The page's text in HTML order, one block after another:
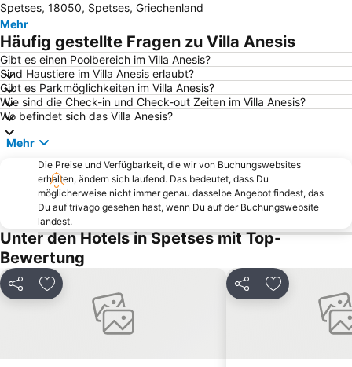
Ancient Theater of Epidavros
Ligoneri
Porto Heli Marine
Franchthi Cave
Bisti
Molos
Mikro Kamini
Kantia
Lemon Forest
Plaka
Red Rock
Canali
Nafplio Carnival
Costa
Vlychos
Megalo kamini
Inslet Koronisi
Traditional Settlement of Paralio Astros
Askeli
Temple of Poseidon
Neraki
Plateía Syntágmatos
Spetses, 18050, Spetses, Griechenland
Mehr
Häufig gestellte Fragen zu Villa Anesis
Gibt es einen Poolbereich im Villa Anesis?
Sind Haustiere im Villa Anesis erlaubt?
Gibt es Parkmöglichkeiten im Villa Anesis?
Wie sind die Check-in und Check-out Zeiten im Villa Anesis?
Wo befindet sich das Villa Anesis?
Mehr
Die Preise und Verfügbarkeit, die wir von Buchungswebsites
erhalten, ändern sich laufend. Das bedeutet, dass Du
möglicherweise nicht immer genau dasselbe Angebot findest, das
Du auf trivago gesehen hast, wenn Du auf der Buchungswebsite
landest.
Unter den Hotels in Spetses mit Top-
Bewertung
Teilen Zu Favoriten hinzufügen Teilen Zu Favoriten